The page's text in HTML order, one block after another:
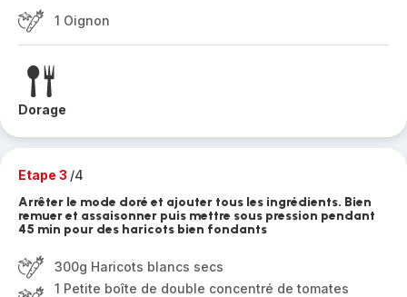
1 Oignon
Dorage
Etape 3 /4
Arrêter le mode doré et ajouter tous les ingrédients. Bien
remuer et assaisonner puis mettre sous pression pendant
45 min pour des haricots bien fondants
300g Haricots blancs secs
1 Petite boîte de double concentré de tomates